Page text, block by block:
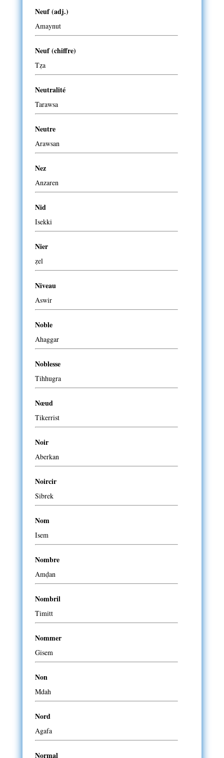
Neuf (adj.)
Amaynut
Neuf (chiffre)
Tẓa
Neutralité
Tarawsa
Neutre
Arawsan
Nez
Anzaren
Nid
Isekki
Nier
ẓel
Niveau
Aswir
Noble
Ahaggar
Noblesse
Tihhugra
Nœud
Tikerrist
Noir
Aberkan
Noircir
Sibrek
Nom
Isem
Nombre
Amḍan
Nombril
Timitt
Nommer
Gisem
Non
Mdah
Nord
Agafa
Normal